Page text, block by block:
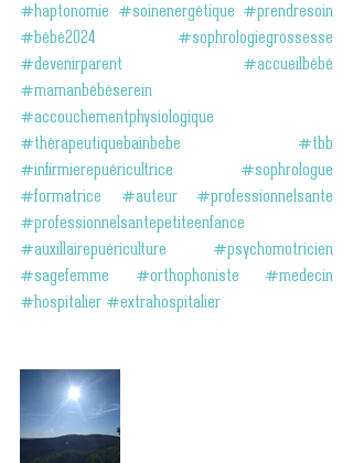
#haptonomie
#soinenergétique #prendresoin
#bébé2024
#sophrologiegrossesse
#devenirparent
#accueilbébé
#mamanbébéserein
#accouchementphysiologique
#thérapeutiquebainbebe
#tbb
#infirmierepuéricultrice
#sophrologue
#formatrice
#auteur
#professionnelsante
#professionnelsantepetiteenfance
#auxillairepuériculture
#psychomotricien
#sagefemme
#orthophoniste
#medecin
#hospitalier #extrahospitalier